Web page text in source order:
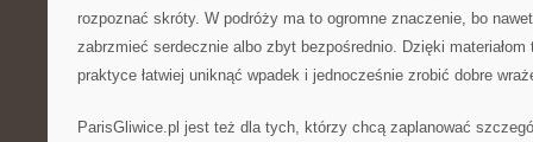
rozpoznać skróty. W podróży ma to ogromne znaczenie, bo
zabrzmieć serdecznie albo zbyt bezpośrednio. Dzięki
praktyce łatwiej uniknąć wpadek i jednocześnie zrobić dobre
ParisGliwice.pl jest też dla tych, którzy chcą zaplanować